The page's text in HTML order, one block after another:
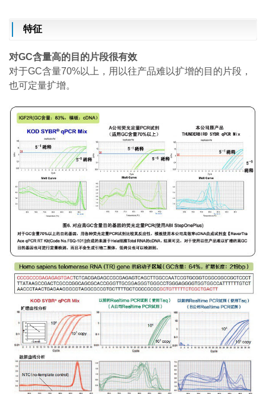
特征
对GC含量高的目的片段很有效
对于GC含量70%以上，用以往产品难以扩增的目的片段，
也可定量扩增。